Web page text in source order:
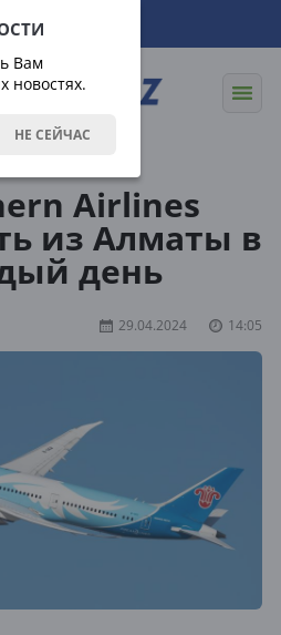
Вам
новостях.
НЕ СЕЙЧАС
Airlines
из Алматы в
день
29.04.2024 14:05